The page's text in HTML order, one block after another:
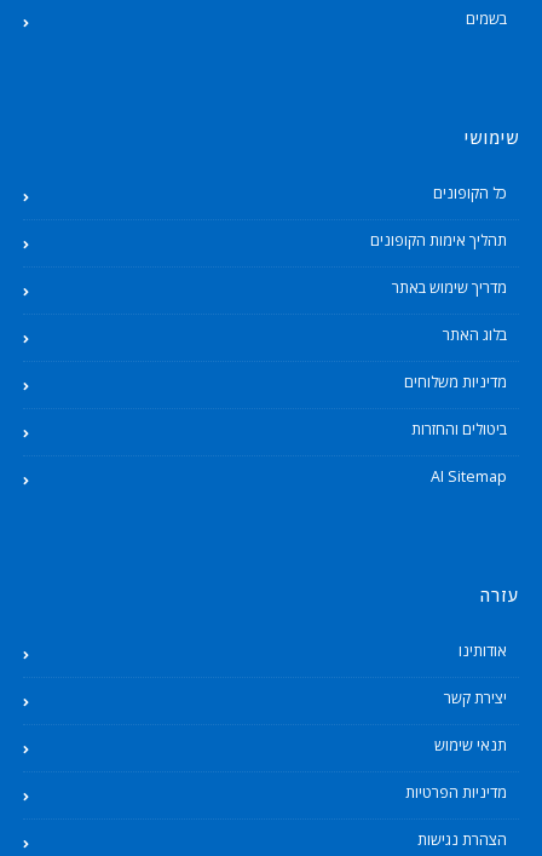
בשמים
שימושי
כל הקופונים
תהליך אימות הקופונים
מדריך שימוש באתר
בלוג האתר
מדיניות משלוחים
ביטולים והחזרות
AI Sitemap
עזרה
אודותינו
יצירת קשר
תנאי שימוש
מדיניות הפרטיות
הצהרת נגישות